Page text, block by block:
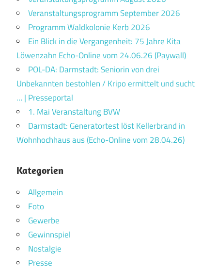
Veranstaltungsprogramm September 2026
Programm Waldkolonie Kerb 2026
Ein Blick in die Vergangenheit: 75 Jahre Kita
Löwenzahn Echo-Online vom 24.06.26 (Paywall)
POL-DA: Darmstadt: Seniorin von drei
Unbekannten bestohlen / Kripo ermittelt und sucht
… | Presseportal
1. Mai Veranstaltung BVW
Darmstadt: Generatortest löst Kellerbrand in
Wohnhochhaus aus (Echo-Online vom 28.04.26)
Kategorien
Allgemein
Foto
Gewerbe
Gewinnspiel
Nostalgie
Presse